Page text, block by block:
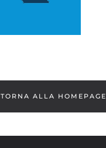
TORNA ALLA HOMEPAGE